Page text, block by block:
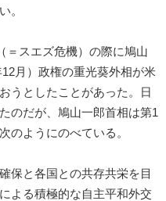
。
スエズ危機）の際に鳩山
月）政権の重光葵外相が米
うとしたことがあった。日
のだが、鳩山一郎首相は第1
のようにのべている。
保と各国との共存共栄を目
よる積極的な自主平和外交